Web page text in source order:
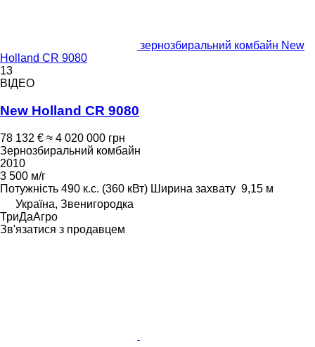
зернозбиральний комбайн New
Holland CR 9080
13
ВІДЕО
New Holland CR 9080
78 132 € ≈ 4 020 000 грн
Зернозбиральний комбайн
2010
3 500 м/г
Потужність 490 к.с. (360 кВт) Ширина захвату 9,15 м
Україна, Звенигородка
ТриДаАгро
Зв'язатися з продавцем